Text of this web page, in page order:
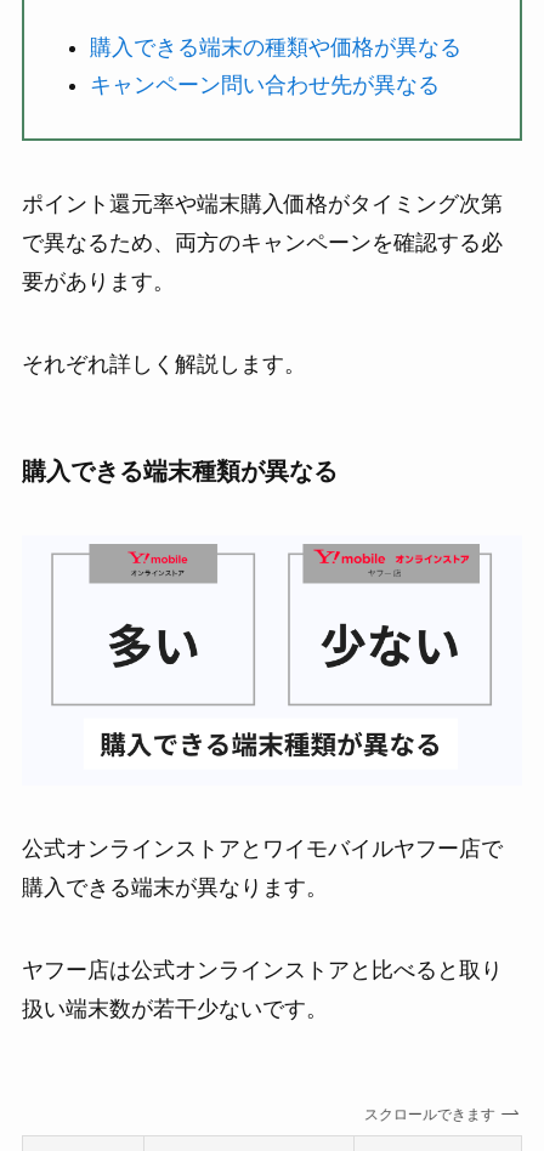
購入できる端末の種類や価格が異なる
キャンペーン問い合わせ先が異なる
ポイント還元率や端末購入価格がタイミング次第
で異なるため、両方のキャンペーンを確認する必
要があります。
それぞれ詳しく解説します。
購入できる端末種類が異なる
公式オンラインストアとワイモバイルヤフー店で
購入できる端末が異なります。
ヤフー店は公式オンラインストアと比べると取り
扱い端末数が若干少ないです。
スクロールできます